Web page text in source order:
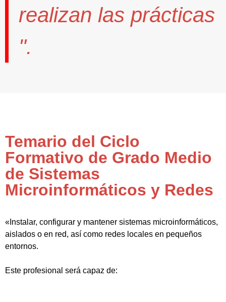
realizan las prácticas
".
Temario del Ciclo
Formativo de Grado Medio
de Sistemas
Microinformáticos y Redes
«Instalar, configurar y mantener sistemas microinformáticos,
aislados o en red, así como redes locales en pequeños
entornos.
Este profesional será capaz de: